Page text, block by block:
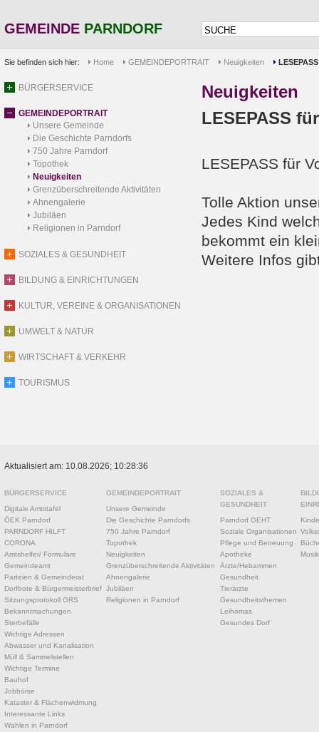
GEMEINDE PARNDORF
Sie befinden sich hier: Home GEMEINDEPORTRAIT Neuigkeiten
BÜRGERSERVICE
GEMEINDEPORTRAIT
Unsere Gemeinde
Die Geschichte Parndorfs
750 Jahre Parndorf
Topothek
Neuigkeiten
Grenzüberschreitende Aktivitäten
Ahnengalerie
Jubiläen
Religionen in Parndorf
SOZIALES & GESUNDHEIT
BILDUNG & EINRICHTUNGEN
KULTUR, VEREINE & ORGANISATIONEN
UMWELT & NATUR
WIRTSCHAFT & VERKEHR
TOURISMUS
Neuigkeiten
LESEPASS
LESEPASS für
Tolle Aktion
Jedes Kind
bekommt ein
Weitere Infos
Aktualisiert am: 10.08.2026; 10:28:36
BÜRGERSERVICE
Digitale Amtstafel
ÖEK Parndorf
PARNDORF HILFT
CORONA
Amtshelfer/ Formulare
Gemeindeamt
Parteien & Gemeinderat
Dorfbote & Bürgermeisterbrief
Sitzungsprotokoll GRS
Bekanntmachungen
Sterbefälle
Wichtige Adressen
Abwasser und Kanalisation
Müll & Sammelstellen
Wichtige Termine
Bauhof
Jobbörse
Kataster & Flächenwidmung
Interessante Links
Wahlen in Parndorf
GEMEINDEPORTRAIT
Unsere Gemeinde
Die Geschichte Parndorfs
750 Jahre Parndorf
Topothek
Neuigkeiten
Grenzüberschreitende Aktivitäten
Ahnengalerie
Jubiläen
Religionen in Parndorf
SOZIALES &
GESUNDHEIT
Parndorf GEHT
Soziale Organisationen
Pflege und Betreuung
Apotheke
Ärzte/Hebammen
Gesundheit
Tierärzte
Gesundheitsthemen
Leihomas
Gesundes Dorf